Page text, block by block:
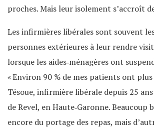
proches. Mais leur isolement s’accroît
Les infirmières libérales sont souvent
personnes extérieures à leur rendre
lorsque les aides‐ménagères ont
« Environ 90 % de mes patients ont
Tésoue, infirmière libérale depuis 25
de Revel, en Haute‐Garonne. Beaucoup
encore du portage des repas, mais